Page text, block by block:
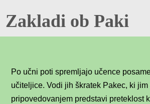
Zakladi ob Paki
Po učni poti spremljajo učence
učiteljice. Vodi jih škratek Pakec, ki jim
pripovedovanjem predstavi preteklost